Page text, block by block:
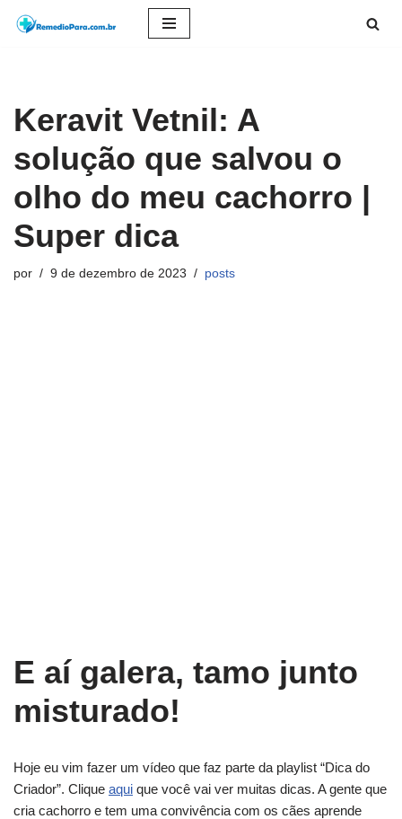
conteúdo
Keravit Vetnil: A
solução que salvou o
olho do meu cachorro |
Super dica
por 9 de dezembro de 2023 posts
E aí galera, tamo junto
misturado!
Hoje eu vim fazer um vídeo que faz parte da playlist “Dica do
Criador”. Clique aqui que você vai ver muitas dicas. A gente que
cria cachorro e tem uma convivência com os cães aprende